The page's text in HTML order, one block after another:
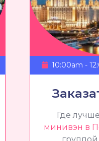
10:00am -
Где
минивэн в